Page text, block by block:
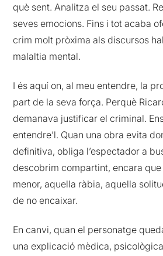
què sent. Analitza el seu passat.
seves emocions. Fins i tot acaba
crim molt pròxima als discursos
malaltia mental.
I és aquí on, al meu entendre, la
part de la seva força. Perquè
demanava justificar el criminal.
entendre’l. Quan una obra evita
definitiva, obliga l’espectador a
descobrim compartint, encara
menor, aquella ràbia, aquella
de no encaixar.
En canvi, quan el personatge
una explicació mèdica,